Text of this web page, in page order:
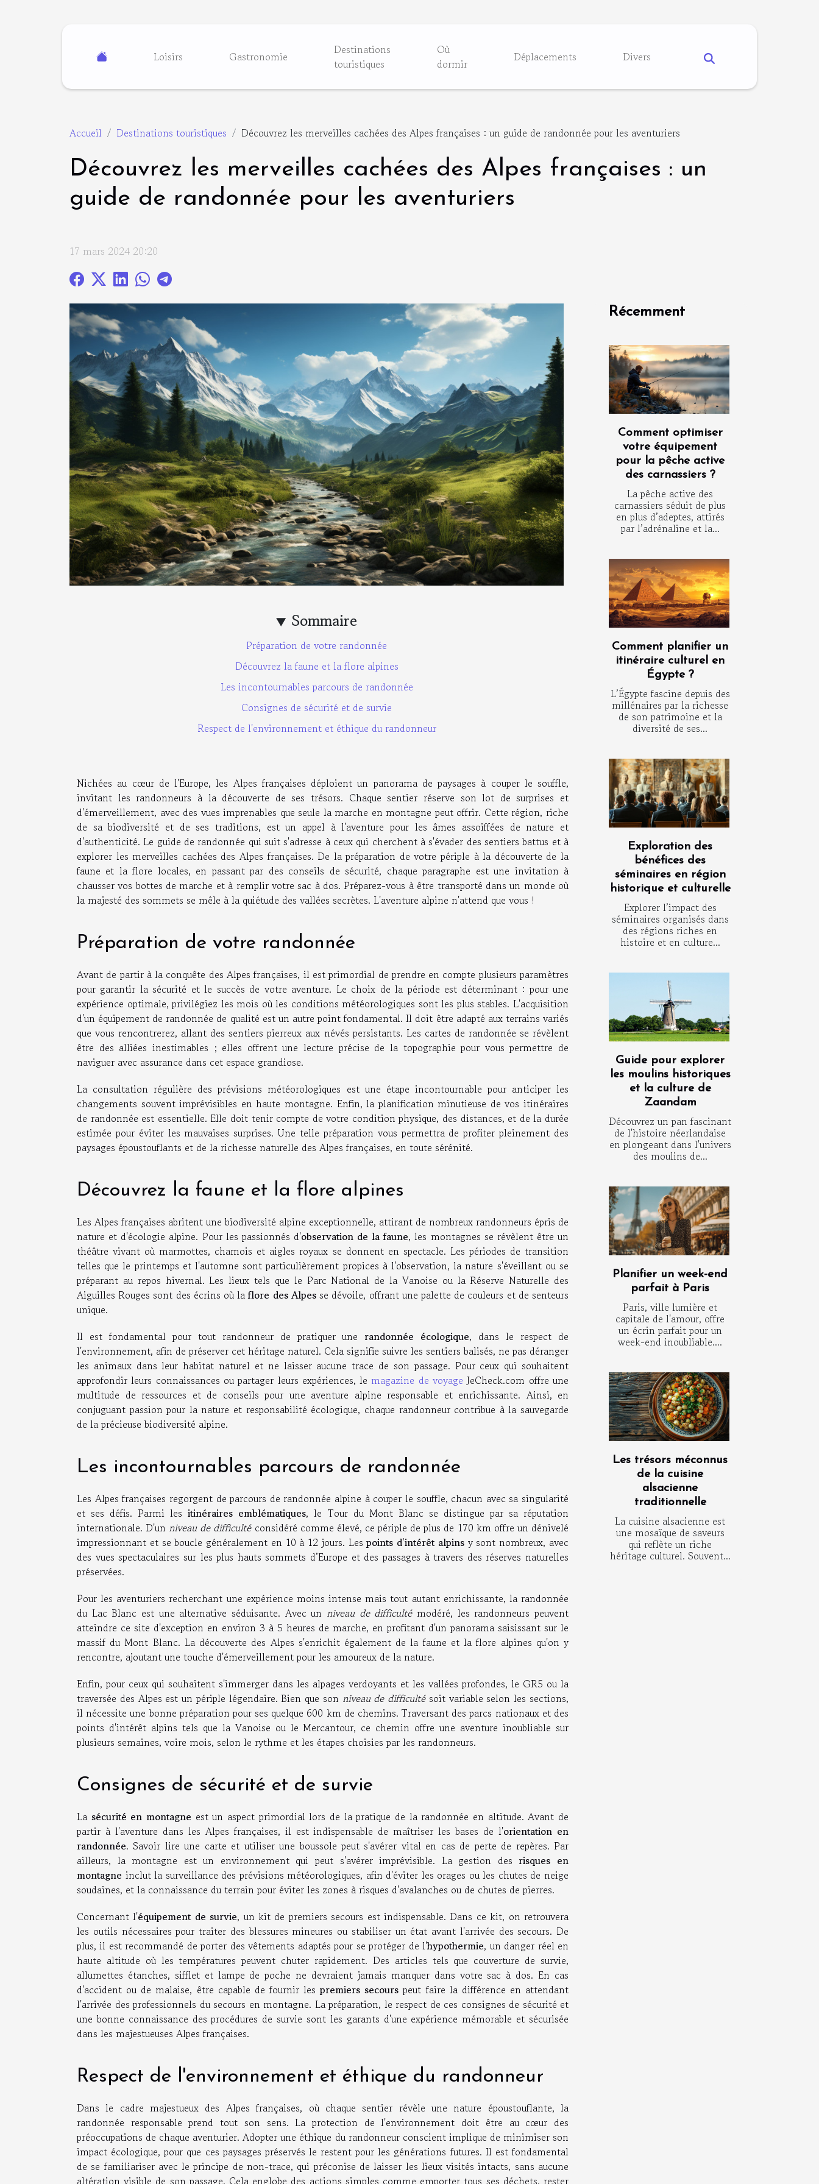
Loisirs Gastronomie
Destinations
touristiques
Où
dormir
Déplacements Divers
Accueil Destinations touristiques Découvrez les merveilles cachées des Alpes françaises : un guide de randonnée pour les aventuriers
Découvrez les merveilles cachées des Alpes françaises : un
guide de randonnée pour les aventuriers
17 mars 2024 20:20
Sommaire
Préparation de votre randonnée
Découvrez la faune et la flore alpines
Les incontournables parcours de randonnée
Consignes de sécurité et de survie
Respect de l'environnement et éthique du randonneur
Nichées au cœur de l'Europe, les Alpes françaises déploient un panorama de paysages à couper le souffle,
invitant les randonneurs à la découverte de ses trésors. Chaque sentier réserve son lot de surprises et
d'émerveillement, avec des vues imprenables que seule la marche en montagne peut offrir. Cette région, riche
de sa biodiversité et de ses traditions, est un appel à l'aventure pour les âmes assoiffées de nature et
d'authenticité. Le guide de randonnée qui suit s'adresse à ceux qui cherchent à s'évader des sentiers battus et à
explorer les merveilles cachées des Alpes françaises. De la préparation de votre périple à la découverte de la
faune et la flore locales, en passant par des conseils de sécurité, chaque paragraphe est une invitation à
chausser vos bottes de marche et à remplir votre sac à dos. Préparez-vous à être transporté dans un monde où
la majesté des sommets se mêle à la quiétude des vallées secrètes. L'aventure alpine n'attend que vous !
Préparation de votre randonnée
Avant de partir à la conquête des Alpes françaises, il est primordial de prendre en compte plusieurs paramètres
pour garantir la sécurité et le succès de votre aventure. Le choix de la période est déterminant : pour une
expérience optimale, privilégiez les mois où les conditions météorologiques sont les plus stables. L'acquisition
d'un équipement de randonnée de qualité est un autre point fondamental. Il doit être adapté aux terrains variés
que vous rencontrerez, allant des sentiers pierreux aux névés persistants. Les cartes de randonnée se révèlent
être des alliées inestimables ; elles offrent une lecture précise de la topographie pour vous permettre de
naviguer avec assurance dans cet espace grandiose.
La consultation régulière des prévisions météorologiques est une étape incontournable pour anticiper les
changements souvent imprévisibles en haute montagne. Enfin, la planification minutieuse de vos itinéraires
de randonnée est essentielle. Elle doit tenir compte de votre condition physique, des distances, et de la durée
estimée pour éviter les mauvaises surprises. Une telle préparation vous permettra de profiter pleinement des
paysages époustouflants et de la richesse naturelle des Alpes françaises, en toute sérénité.
Découvrez la faune et la flore alpines
Les Alpes françaises abritent une biodiversité alpine exceptionnelle, attirant de nombreux randonneurs épris de
nature et d'écologie alpine. Pour les passionnés d'observation de la faune, les montagnes se révèlent être un
théâtre vivant où marmottes, chamois et aigles royaux se donnent en spectacle. Les périodes de transition
telles que le printemps et l'automne sont particulièrement propices à l'observation, la nature s'éveillant ou se
préparant au repos hivernal. Les lieux tels que le Parc National de la Vanoise ou la Réserve Naturelle des
Aiguilles Rouges sont des écrins où laflore des Alpesse dévoile, offrant une palette de couleurs et de senteurs
unique.
Il est fondamental pour tout randonneur de pratiquer une randonnée écologique, dans le respect de
l'environnement, afin de préserver cet héritage naturel. Cela signifie suivre les sentiers balisés, ne pas déranger
les animaux dans leur habitat naturel et ne laisser aucune trace de son passage. Pour ceux qui souhaitent
approfondir leurs connaissances ou partager leurs expériences, le magazine de voyage JeCheck.com offre une
multitude de ressources et de conseils pour une aventure alpine responsable et enrichissante. Ainsi, en
conjuguant passion pour la nature et responsabilité écologique, chaque randonneur contribue à la sauvegarde
de la précieuse biodiversité alpine.
Les incontournables parcours de randonnée
Les Alpes françaises regorgent de parcours de randonnée alpine à couper le souffle, chacun avec sa singularité
et ses défis. Parmi lesitinéraires emblématiques, le Tour du Mont Blanc se distingue par sa réputation
internationale. D'un niveau de difficultéconsidéré comme élevé, ce périple de plus de 170 km offre un dénivelé
impressionnant et se boucle généralement en 10 à 12 jours. Lespoints d'intérêt alpinsy sont nombreux, avec
des vues spectaculaires sur les plus hauts sommets d’Europe et des passages à travers des réserves naturelles
préservées.
Pour les aventuriers recherchant une expérience moins intense mais tout autant enrichissante, la randonnée
du Lac Blanc est une alternative séduisante. Avec un niveau de difficultémodéré, les randonneurs peuvent
atteindre ce site d'exception en environ 3 à 5 heures de marche, en profitant d'un panorama saisissant sur le
massif du Mont Blanc. La découverte des Alpes s'enrichit également de la faune et la flore alpines qu'on y
rencontre, ajoutant une touche d'émerveillement pour les amoureux de la nature.
Enfin, pour ceux qui souhaitent s'immerger dans les alpages verdoyants et les vallées profondes, le GR5 ou la
traversée des Alpes est un périple légendaire. Bien que son niveau de difficultésoit variable selon les sections,
il nécessite une bonne préparation pour ses quelque 600 km de chemins. Traversant des parcs nationaux et des
points d'intérêt alpins tels que la Vanoise ou le Mercantour, ce chemin offre une aventure inoubliable sur
plusieurs semaines, voire mois, selon le rythme et les étapes choisies par les randonneurs.
Consignes de sécurité et de survie
La sécurité en montagne est un aspect primordial lors de la pratique de la randonnée en altitude. Avant de
partir à l'aventure dans les Alpes françaises, il est indispensable de maîtriser les bases de l'orientation en
randonnée. Savoir lire une carte et utiliser une boussole peut s'avérer vital en cas de perte de repères. Par
ailleurs, la montagne est un environnement qui peut s'avérer imprévisible. La gestion des risques en
montagne inclut la surveillance des prévisions météorologiques, afin d'éviter les orages ou les chutes de neige
soudaines, et la connaissance du terrain pour éviter les zones à risques d'avalanches ou de chutes de pierres.
Concernant l'équipement de survie, un kit de premiers secours est indispensable. Dans ce kit, on retrouvera
les outils nécessaires pour traiter des blessures mineures ou stabiliser un état avant l'arrivée des secours. De
plus, il est recommandé de porter des vêtements adaptés pour se protéger de l'hypothermie, un danger réel en
haute altitude où les températures peuvent chuter rapidement. Des articles tels que couverture de survie,
allumettes étanches, sifflet et lampe de poche ne devraient jamais manquer dans votre sac à dos. En cas
d'accident ou de malaise, être capable de fournir lespremiers secours peut faire la différence en attendant
l'arrivée des professionnels du secours en montagne. La préparation, le respect de ces consignes de sécurité et
une bonne connaissance des procédures de survie sont les garants d'une expérience mémorable et sécurisée
dans les majestueuses Alpes françaises.
Respect de l'environnement et éthique du randonneur
Dans le cadre majestueux des Alpes françaises, où chaque sentier révèle une nature époustouflante, la
randonnée responsable prend tout son sens. La protection de l'environnement doit être au cœur des
préoccupations de chaque aventurier. Adopter une éthique du randonneur conscient implique de minimiser son
impact écologique, pour que ces paysages préservés le restent pour les générations futures. Il est fondamental
de se familiariser avec le principe de non-trace, qui préconise de laisser les lieux visités intacts, sans aucune
altération visible de son passage. Cela englobe des actions simples comme emporter tous ses déchets, rester
Récemment
Comment optimiser
votre équipement
pour la pêche active
des carnassiers ?
La pêche active des
carnassiers séduit de plus
en plus d’adeptes, attirés
par l’adrénaline et la...
Comment planifier un
itinéraire culturel en
Égypte ?
L’Égypte fascine depuis des
millénaires par la richesse
de son patrimoine et la
diversité de ses...
Exploration des
bénéfices des
séminaires en région
historique et culturelle
Explorer l’impact des
séminaires organisés dans
des régions riches en
histoire et en culture...
Guide pour explorer
les moulins historiques
et la culture de
Zaandam
Découvrez un pan fascinant
de l'histoire néerlandaise
en plongeant dans l'univers
des moulins de...
Planifier un week-end
parfait à Paris
Paris, ville lumière et
capitale de l'amour, offre
un écrin parfait pour un
week-end inoubliable....
Les trésors méconnus
de la cuisine
alsacienne
traditionnelle
La cuisine alsacienne est
une mosaïque de saveurs
qui reflète un riche
héritage culturel. Souvent...